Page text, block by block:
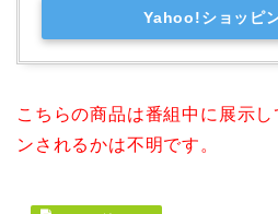
Yahoo!ショッピ
こちらの商品は番組中に展示
ンされるかは不明です。